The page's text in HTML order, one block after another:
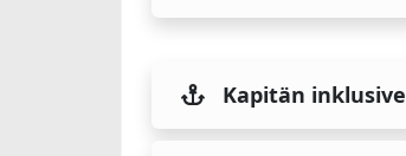
Kapitän inklusive